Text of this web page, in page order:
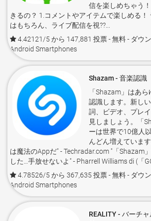
信を楽しめちゃう
きるの？ 1.コメントやアイテムで楽しめる！
はもちろん、ライブ配信を視??...
4.42121/5 から 147,881 投票- 無料 - ダウ
Android Smartphones
Shazam - 音楽認識
「Shazam」はあ
認識します。新し
詞、ビデオ、プレ
見しましょう。「
ーは世界で10億人
んどん増えています
は魔法のAppだ" - Techradar.com "「Shazam
した…手放せないよ" - Pharrell Williams di (「
4.78526/5 から 367,635 投票- 無料 - ダウ
Android Smartphones
REALITY - バーチ